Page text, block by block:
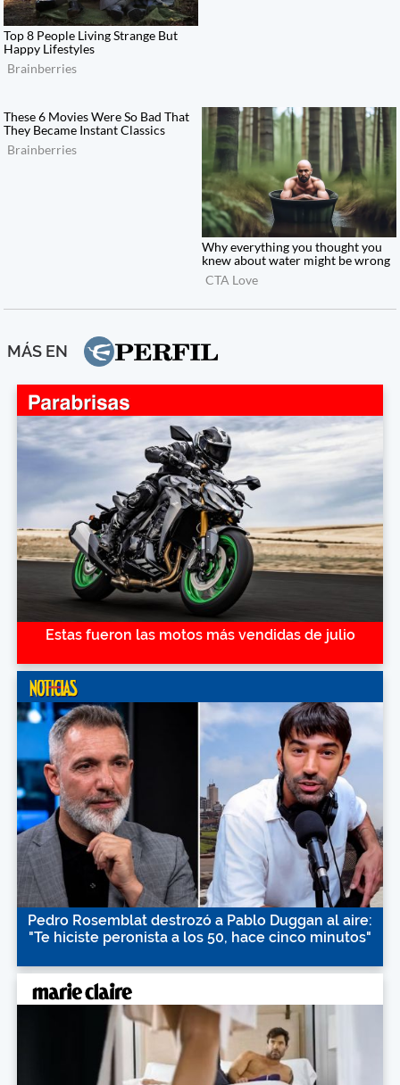
MÁS EN
Estas fueron las motos más vendidas de julio
Pedro Rosemblat destrozó a Pablo Duggan al aire:
"Te hiciste peronista a los 50, hace cinco minutos"